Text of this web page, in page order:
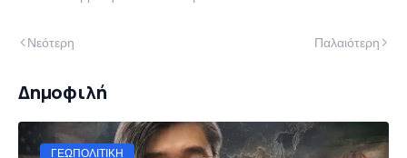
Νεότερη Παλαιότερη
Δημοφιλή
ΓΕΩΠΟΛΙΤΙΚΉ